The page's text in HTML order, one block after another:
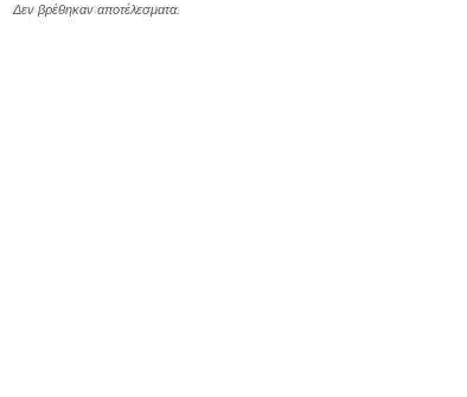
Δεν βρέθηκαν αποτέλεσματα.